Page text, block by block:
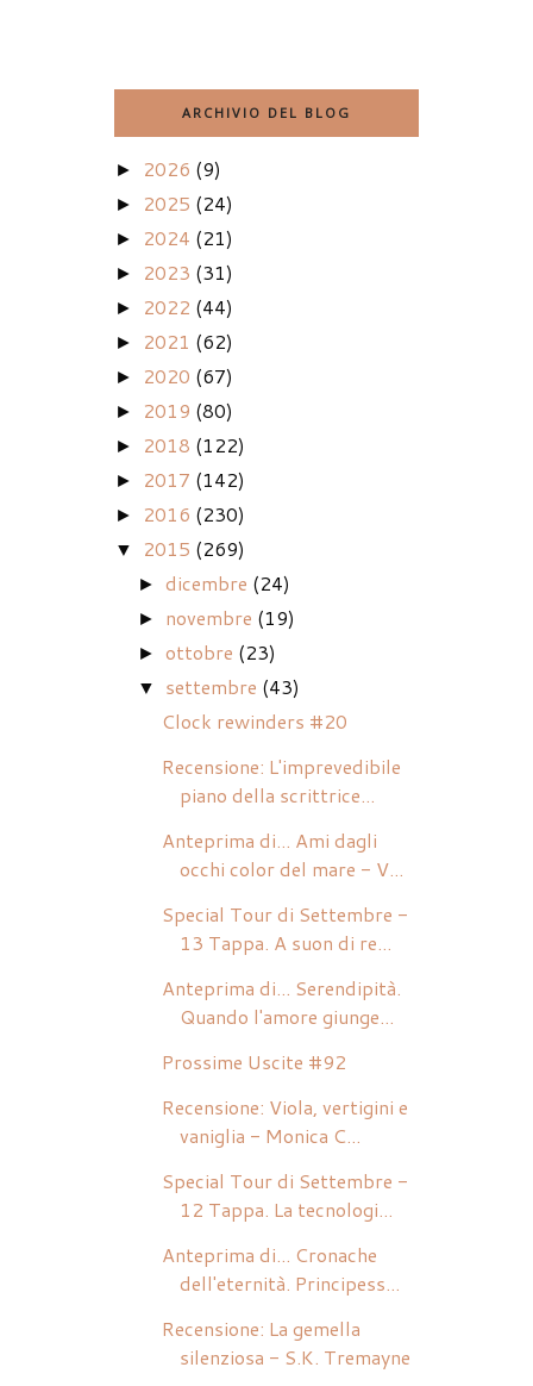
ARCHIVIO DEL BLOG
► 2026 (9)
► 2025 (24)
► 2024 (21)
► 2023 (31)
► 2022 (44)
► 2021 (62)
► 2020 (67)
► 2019 (80)
► 2018 (122)
► 2017 (142)
► 2016 (230)
▼ 2015 (269)
►dicembre (24)
► novembre (19)
►ottobre (23)
▼ settembre (43)
Clock rewinders #20
Recensione: L'imprevedibile
piano della scrittrice...
Anteprima di... Ami dagli
occhi color del mare - V...
Special Tour di Settembre -
13 Tappa. A suon di re...
Anteprima di... Serendipità.
Quando l'amore giunge...
Prossime Uscite #92
Recensione: Viola, vertigini e
vaniglia - Monica C...
Special Tour di Settembre -
12 Tappa. La tecnologi...
Anteprima di... Cronache
dell'eternità. Principess...
Recensione: La gemella
silenziosa - S.K. Tremayne